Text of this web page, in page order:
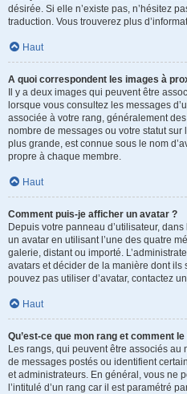
désirée. Si elle n’existe pas, n’hésitez
traduction. Vous trouverez plus
Haut
A quoi correspondent les images à
Il y a deux images qui peuvent être
lorsque vous consultez les messages
associée à votre rang, généralement
nombre de messages ou votre statut
plus grande, est connue sous le nom
propre à chaque membre.
Haut
Comment puis-je afficher un avatar ?
Depuis votre panneau d’utilisateur,
un avatar en utilisant l’une des quatre
galerie, distant ou importé.
avatars et décider de la manière dont ils
pouvez pas utiliser d’avatar, contactez
Haut
Qu’est-ce que mon rang et comment
Les rangs, qui peuvent être associés au
de messages postés ou identifient
et administrateurs. En général, vous ne
l’intitulé d’un rang car il est paramétré